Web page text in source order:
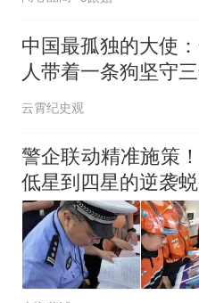
中国最孤独的大使
人带着一条狗坚守
改善生活靠挖野菜
云霄纪史观
警企联动精准施策
低星到四星的逆袭